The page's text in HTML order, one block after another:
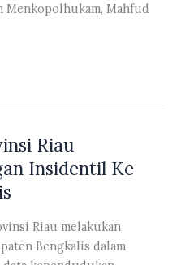
Mahfud
Riau
Insidentil Ke
Riau melakukan
Bengkalis dalam